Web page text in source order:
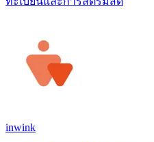
inwink